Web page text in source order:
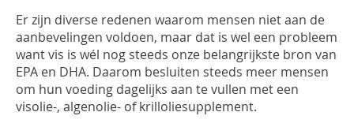
Er zijn diverse redenen waarom mensen niet aan de
aanbevelingen voldoen, maar dat is wel een probleem
want vis is wél nog steeds onze belangrijkste bron van
EPA en DHA. Daarom besluiten steeds meer mensen
om hun voeding dagelijks aan te vullen met een
visolie-, algenolie- of krilloliesupplement.